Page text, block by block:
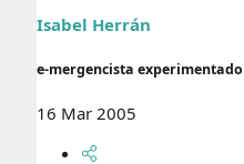
Isabel Herrán
e-mergencista experimentado
16 Mar 2005